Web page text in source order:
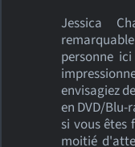
Jessica
personne
envisagiez
en DVD/Blu-
si vous êtes
moitié